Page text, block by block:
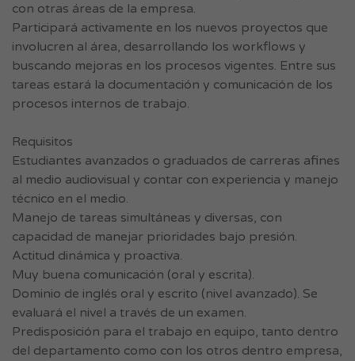
con otras áreas de la empresa.
Participará activamente en los nuevos proyectos que
involucren al área, desarrollando los workflows y
buscando mejoras en los procesos vigentes. Entre sus
tareas estará la documentación y comunicación de los
procesos internos de trabajo.
Requisitos
Estudiantes avanzados o graduados de carreras afines
al medio audiovisual y contar con experiencia y manejo
técnico en el medio.
Manejo de tareas simultáneas y diversas, con
capacidad de manejar prioridades bajo presión.
Actitud dinámica y proactiva.
Muy buena comunicación (oral y escrita).
Dominio de inglés oral y escrito (nivel avanzado). Se
evaluará el nivel a través de un examen.
Predisposición para el trabajo en equipo, tanto dentro
del departamento como con los otros dentro empresa,